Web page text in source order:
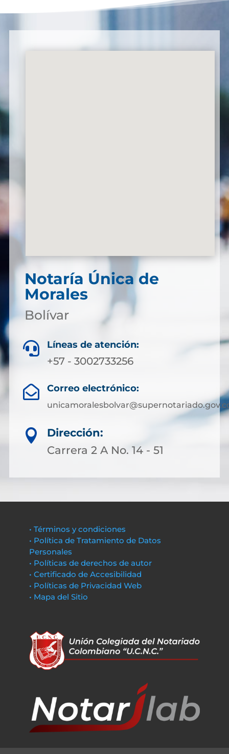
Notaría Única de
Morales
Bolívar
 Líneas de atención:
+57 - 3002733256
 Correo electrónico:

Dirección:
Carrera 2 A No. 14 - 51
• Términos y condiciones
• Política de Tratamiento de Datos
Personales
• Políticas de derechos de autor
• Certificado de Accesibilidad
• Políticas de Privacidad Web
• Mapa del Sitio